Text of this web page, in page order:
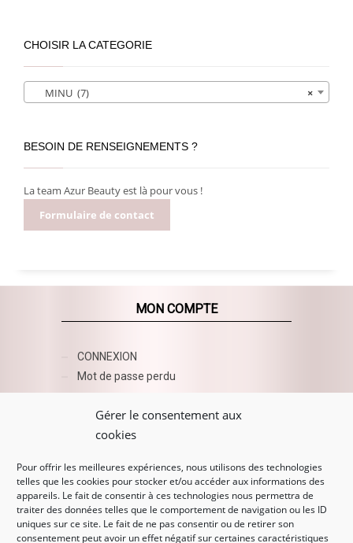
Gérer le consentement aux
cookies
Pour offrir les meilleures expériences, nous utilisons des technologies
telles que les cookies pour stocker et/ou accéder aux informations des
appareils. Le fait de consentir à ces technologies nous permettra de
traiter des données telles que le comportement de navigation ou les ID
uniques sur ce site. Le fait de ne pas consentir ou de retirer son
consentement peut avoir un effet négatif sur certaines caractéristiques
CHOISIR LA CATEGORIE
×
MINU (7)
BESOIN DE RENSEIGNEMENTS ?
La team Azur Beauty est là pour vous !
Formulaire de contact
MON COMPTE
CONNEXION
Mot de passe perdu
AZUR BEAUTY ESHOP